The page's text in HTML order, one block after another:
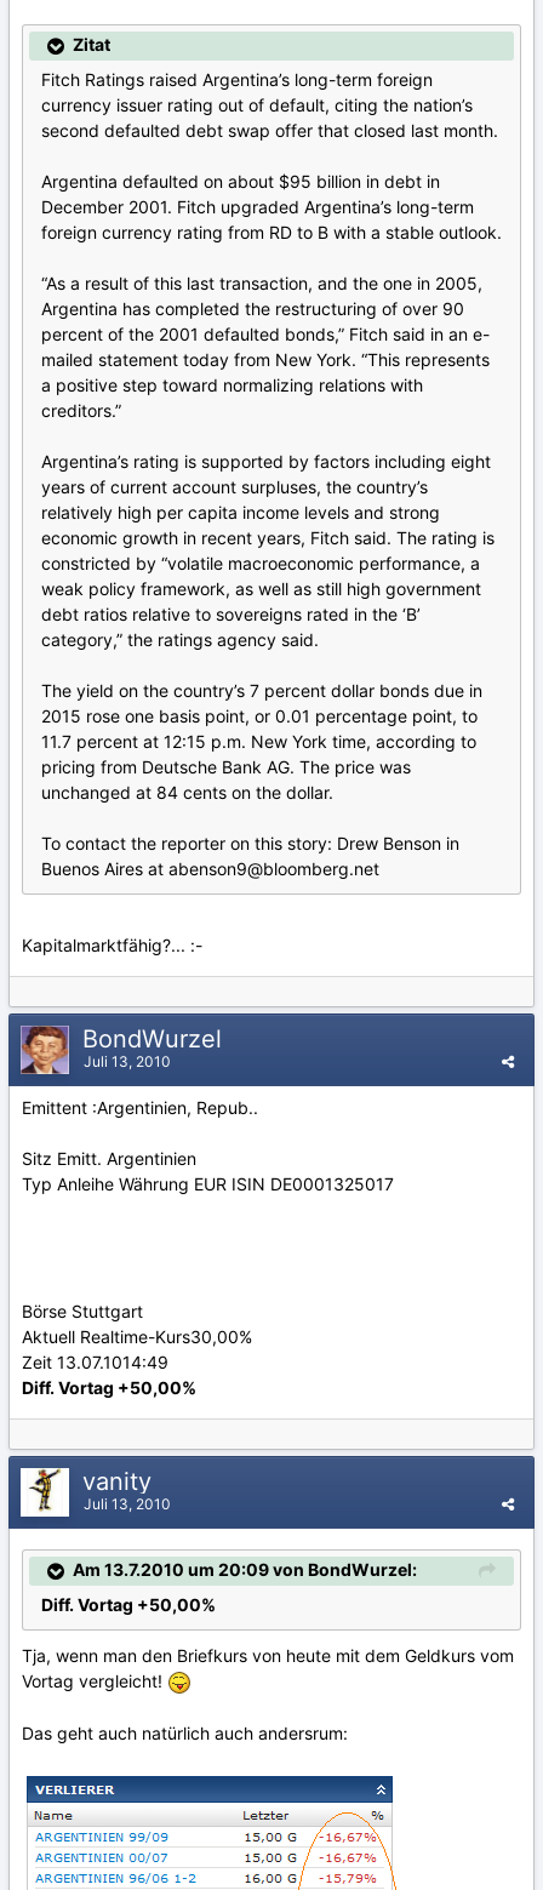
Zitat
Fitch Ratings raised Argentina’s long-term foreign
currency issuer rating out of default, citing the nation’s
second defaulted debt swap offer that closed last month.
Argentina defaulted on about $95 billion in debt in
December 2001. Fitch upgraded Argentina’s long-term
foreign currency rating from RD to B with a stable outlook.
“As a result of this last transaction, and the one in 2005,
Argentina has completed the restructuring of over 90
percent of the 2001 defaulted bonds,” Fitch said in an e-
mailed statement today from New York. “This represents
a positive step toward normalizing relations with
creditors.”
Argentina’s rating is supported by factors including eight
years of current account surpluses, the country’s
relatively high per capita income levels and strong
economic growth in recent years, Fitch said. The rating is
constricted by “volatile macroeconomic performance, a
weak policy framework, as well as still high government
debt ratios relative to sovereigns rated in the ‘B’
category,” the ratings agency said.
The yield on the country’s 7 percent dollar bonds due in
2015 rose one basis point, or 0.01 percentage point, to
11.7 percent at 12:15 p.m. New York time, according to
pricing from Deutsche Bank AG. The price was
unchanged at 84 cents on the dollar.
To contact the reporter on this story: Drew Benson in
Buenos Aires at abenson9@bloomberg.net
Kapitalmarktfähig?... :-
BondWurzel
Juli 13, 2010
Emittent :Argentinien, Repub..
Sitz Emitt. Argentinien
Typ Anleihe Währung EUR ISIN DE0001325017
Börse Stuttgart
Aktuell Realtime-Kurs30,00%
Zeit 13.07.1014:49
Diff. Vortag +50,00%
vanity
Juli 13, 2010
Am 13.7.2010 um 20:09 von BondWurzel:
Diff. Vortag +50,00%
Tja, wenn man den Briefkurs von heute mit dem Geldkurs vom
Vortag vergleicht!
Das geht auch natürlich auch andersrum: